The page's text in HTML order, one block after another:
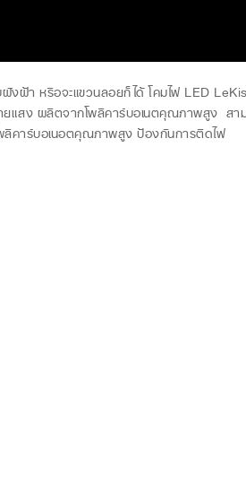
งฝ้า หรือจะแขวนลอยก็ได้ โคมไฟ LED
ยแสง ผลิตจากโพลีคาร์บอเนตคุณภาพสูง สา
ลีคาร์บอเนอตคุณภาพสูง ป้องกันการติดไฟ